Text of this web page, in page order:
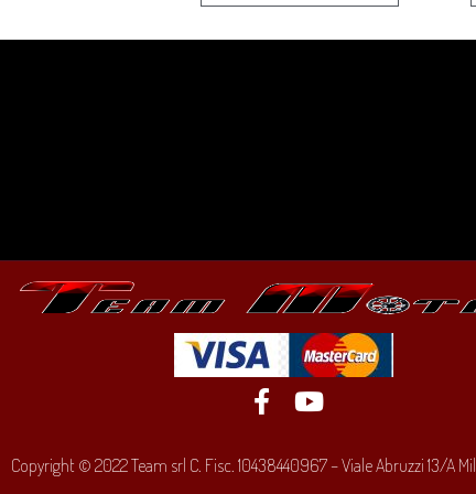
Copyright © 2022 Team srl C. Fisc. 10438440967 – Viale Abruzzi 13/A